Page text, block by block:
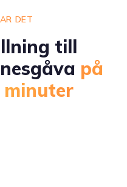
DET
till
på
minuter